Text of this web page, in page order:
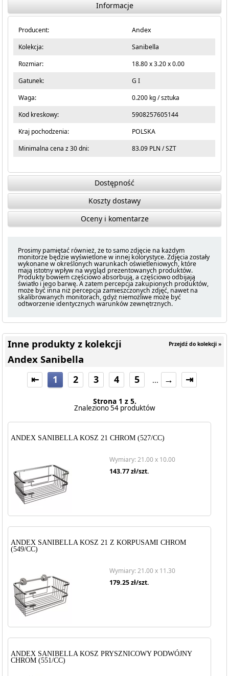
Informacje
Producent:
Andex
Kolekcja:
Sanibella
Rozmiar:
18.80 x 3.20 x 0.00
Gatunek:
G I
Waga:
0.200 kg / sztuka
Kod kreskowy:
5908257605144
Kraj pochodzenia:
POLSKA
Minimalna cena z 30 dni:
83.09 PLN / SZT
Dostępność
Koszty dostawy
Oceny i komentarze
Prosimy pamiętać również, że to samo zdjęcie na każdym
monitorze będzie wyświetlone w innej kolorystyce. Zdjęcia zostały
wykonane w określonych warunkach oświetleniowych, które
mają istotny wpływ na wygląd prezentowanych produktów.
Produkty bowiem częściowo absorbują, a częściowo odbijają
światło i jego barwę. A zatem percepcja zakupionych produktów,
może być inna niż percepcja zamieszczonych zdjęć, nawet na
skalibrowanych monitorach, gdyż niemożliwe może być
odtworzenie identycznych warunków zewnętrznych.
Przejdź do kolekcji »
Inne produkty z kolekcji
Andex Sanibella
⇤ 1 2 3 4 5 ... → ⇥
Strona 1 z 5.
Znaleziono 54 produktów
ANDEX SANIBELLA KOSZ 21 CHROM (527/CC)
Wymiary: 21.00 x 10.00
143.77zł/szt.
ANDEX SANIBELLA KOSZ 21 Z KORPUSAMI CHROM
(549/CC)
Wymiary: 21.00 x 11.30
179.25zł/szt.
ANDEX SANIBELLA KOSZ PRYSZNICOWY PODWÓJNY
CHROM (551/CC)